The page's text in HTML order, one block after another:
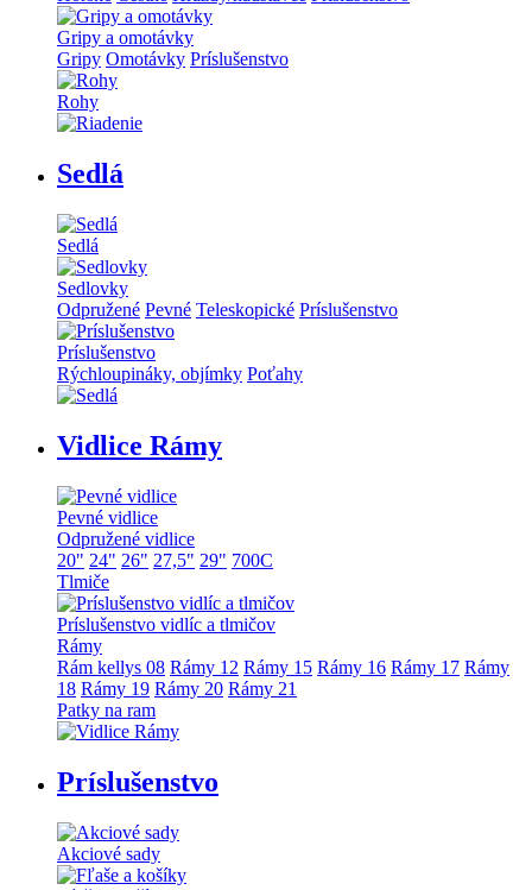
Gripy a omotávky
Gripy Omotávky Príslušenstvo
Rohy
Sedlá
Sedlá
Sedlovky
Odpružené Pevné Teleskopické Príslušenstvo
Príslušenstvo
Rýchloupináky, objímky Poťahy
Vidlice Rámy
Pevné vidlice
Odpružené vidlice
20" 24" 26" 27,5" 29" 700C
Tlmiče
Príslušenstvo vidlíc a tlmičov
Rámy
Rám kellys 08 Rámy 12 Rámy 15 Rámy 16 Rámy 17 Rámy
18 Rámy 19 Rámy 20 Rámy 21
Patky na ram
Príslušenstvo
Akciové sady